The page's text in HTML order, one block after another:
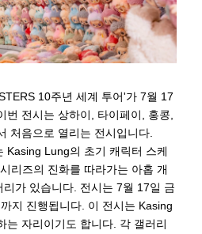
10주년 세계 투어'가 7월 17
번 전시는 상하이, 타이페이, 홍콩,
처음으로 열리는 전시입니다.
Kasing Lung의 초기 캐릭터 스케
리즈의 진화를 따라가는 아홉 개
가 있습니다. 전시는 7월 17일 금
지 진행됩니다. 이 전시는 Kasing
는 자리이기도 합니다. 각 갤러리